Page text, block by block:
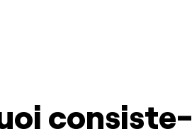
consiste-